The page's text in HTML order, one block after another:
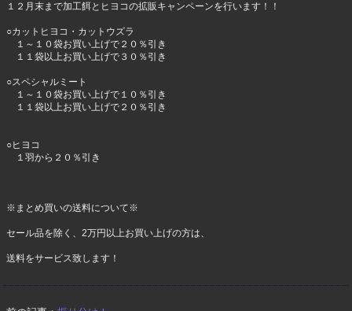
１２月末まで加工餌とヒヨコの拡販キャンペーンを行います！！
○カットヒヨコ・カットウズラ
１～１０袋お買い上げで２０％引き
１１袋以上お買い上げで３０％引き
○スペシャルミート
１～１０袋お買い上げで１０％引き
１１袋以上お買い上げで２０％引き
○ヒヨコ
１羽から２０％引き
※まとめ買いの送料について※
セール品を除く、2万円以上お買い上げの方は、
送料をサービス致します！